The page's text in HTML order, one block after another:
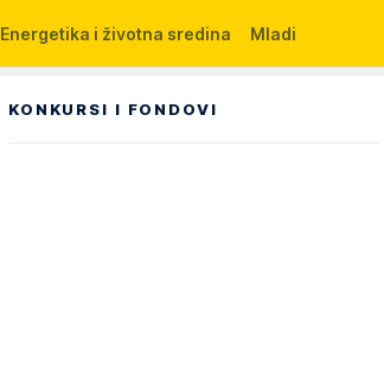
Energetika i životna sredina Mladi
KONKURSI I FONDOVI